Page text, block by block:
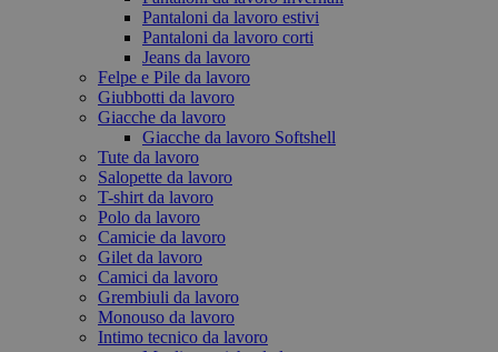
Pantaloni da lavoro estivi
Pantaloni da lavoro corti
Jeans da lavoro
Felpe e Pile da lavoro
Giubbotti da lavoro
Giacche da lavoro
Giacche da lavoro Softshell
Tute da lavoro
Salopette da lavoro
T-shirt da lavoro
Polo da lavoro
Camicie da lavoro
Gilet da lavoro
Camici da lavoro
Grembiuli da lavoro
Monouso da lavoro
Intimo tecnico da lavoro